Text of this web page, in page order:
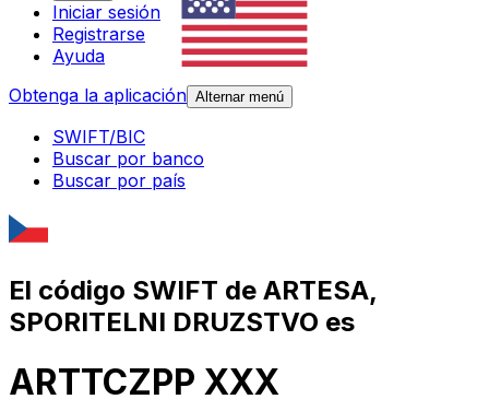
Iniciar sesión
Registrarse
Ayuda
Obtenga la aplicación Alternar menú
SWIFT/BIC
Buscar por banco
Buscar por país
El código SWIFT de ARTESA,
SPORITELNI DRUZSTVO es
ARTTCZPP XXX